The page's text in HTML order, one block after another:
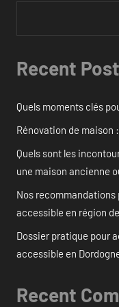
Recent
Quels moments clés
Rénovation de maison
Quels sont les
une maison ancienne
Nos
accessible en région
Dossier pratique pour
accessible en
Recent